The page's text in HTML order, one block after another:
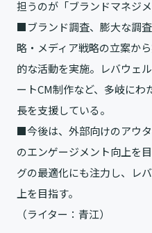
担うのが「ブランドマネジ
■ブランド調査、膨大な調
略・メディア戦略の立案か
的な活動を実施。レバウェ
ートCM制作など、多岐に
長を支援している。
■今後は、外部向けのアウ
のエンゲージメント向上を
グの最適化にも注力し、レ
上を目指す。
（ライター：青江）